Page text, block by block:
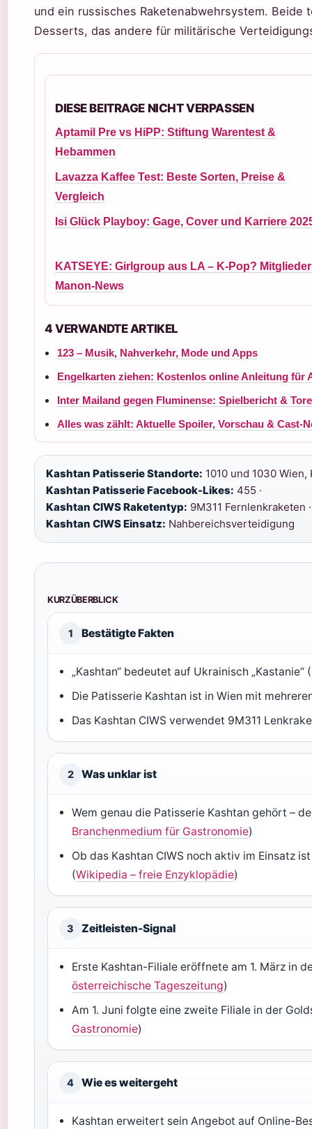
und ein russisches Raketenabwehrsystem.
Desserts, das andere für militärische
DIESE BEITRAGE NICHT VERPASSEN
Aptamil Pre vs HiPP: Stiftung Warentest &
Hebammen
Lavazza Kaffee Test: Beste Sorten, Preise &
Vergleich
Isi Glück Playboy: Gage, Cover und Karriere
KATSEYE: Girlgroup aus LA – K-Pop?
Manon-News
4 VERWANDTE ARTIKEL
123 – Musik, Nahverkehr, Mode und Apps
Engelkarten ziehen: Kostenlos online Anleitung für
Inter Mailand gegen Fluminense: Spielbericht & Tore
Alles was zählt: Aktuelle Spoiler, Vorschau & Cast-
Kashtan Patisserie Standorte: 1010 und 1030 Wien,
Kashtan Patisserie Facebook-Likes: 455 ·
Kashtan CIWS Raketentyp: 9M311 Fernlenkraketen ·
Kashtan CIWS Einsatz: Nahbereichsverteidigung
KURZÜBERBLICK
1 Bestätigte Fakten
„Kashtan“ bedeutet auf Ukrainisch „Kastanie“ (
Die Patisserie Kashtan ist in Wien mit
Das Kashtan CIWS verwendet 9M311
2 Was unklar ist
Wem genau die Patisserie Kashtan gehört –
Branchenmedium für Gastronomie)
Ob das Kashtan CIWS noch aktiv im Einsatz
(Wikipedia – freie Enzyklopädie)
3 Zeitleisten-Signal
Erste Kashtan-Filiale eröffnete am 1. März in
österreichische Tageszeitung)
Am 1. Juni folgte eine zweite Filiale in der
Gastronomie)
4 Wie es weitergeht
Kashtan erweitert sein Angebot auf Online-